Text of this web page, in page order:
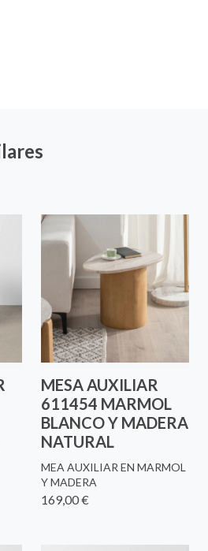
MESA AUXILIAR
611454 MARMOL
BLANCO Y MADERA
NATURAL
MEA AUXILIAR EN MARMOL
Y MADERA
169,00 €